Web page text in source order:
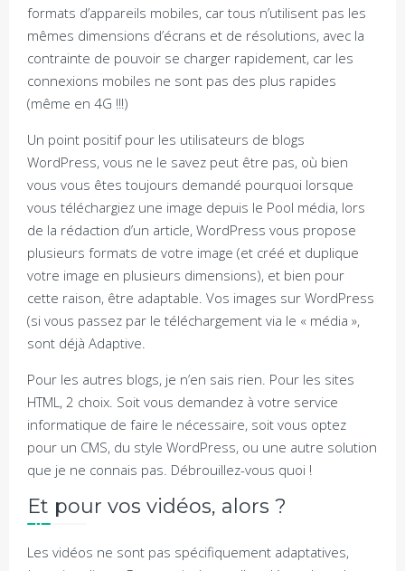
formats d’appareils mobiles, car tous n’utilisent pas les
mêmes dimensions d’écrans et de résolutions, avec la
contrainte de pouvoir se charger rapidement, car les
connexions mobiles ne sont pas des plus rapides
(même en 4G !!!)
Un point positif pour les utilisateurs de blogs
WordPress, vous ne le savez peut être pas, où bien
vous vous êtes toujours demandé pourquoi lorsque
vous téléchargiez une image depuis le Pool média, lors
de la rédaction d’un article, WordPress vous propose
plusieurs formats de votre image (et créé et duplique
votre image en plusieurs dimensions), et bien pour
cette raison, être adaptable. Vos images sur WordPress
(si vous passez par le téléchargement via le « média »,
sont déjà Adaptive.
Pour les autres blogs, je n’en sais rien. Pour les sites
HTML, 2 choix. Soit vous demandez à votre service
informatique de faire le nécessaire, soit vous optez
pour un CMS, du style WordPress, ou une autre solution
que je ne connais pas. Débrouillez-vous quoi !
Et pour vos vidéos, alors ?
Les vidéos ne sont pas spécifiquement adaptatives,